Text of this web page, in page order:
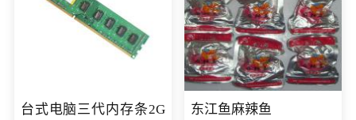
台式电脑三代内存条2G
东江鱼麻辣鱼